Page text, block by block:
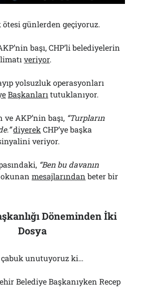
ötesi günlerden geçiyoruz.
başı, CHP’li belediyelerin
veriyor.
yolsuzluk operasyonları
Başkanları tutuklanıyor.
AKP’nin başı, “Turpların
diyerek CHP’ye başka
veriyor.
“Ben bu davanın
okunanmesajlarından beter bir
Döneminden İki
Dosya
çabuk unutuyoruz ki…
Belediye Başkanıyken Recep